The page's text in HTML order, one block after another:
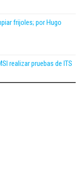
frijoles; por Hugo
realizar pruebas de ITS